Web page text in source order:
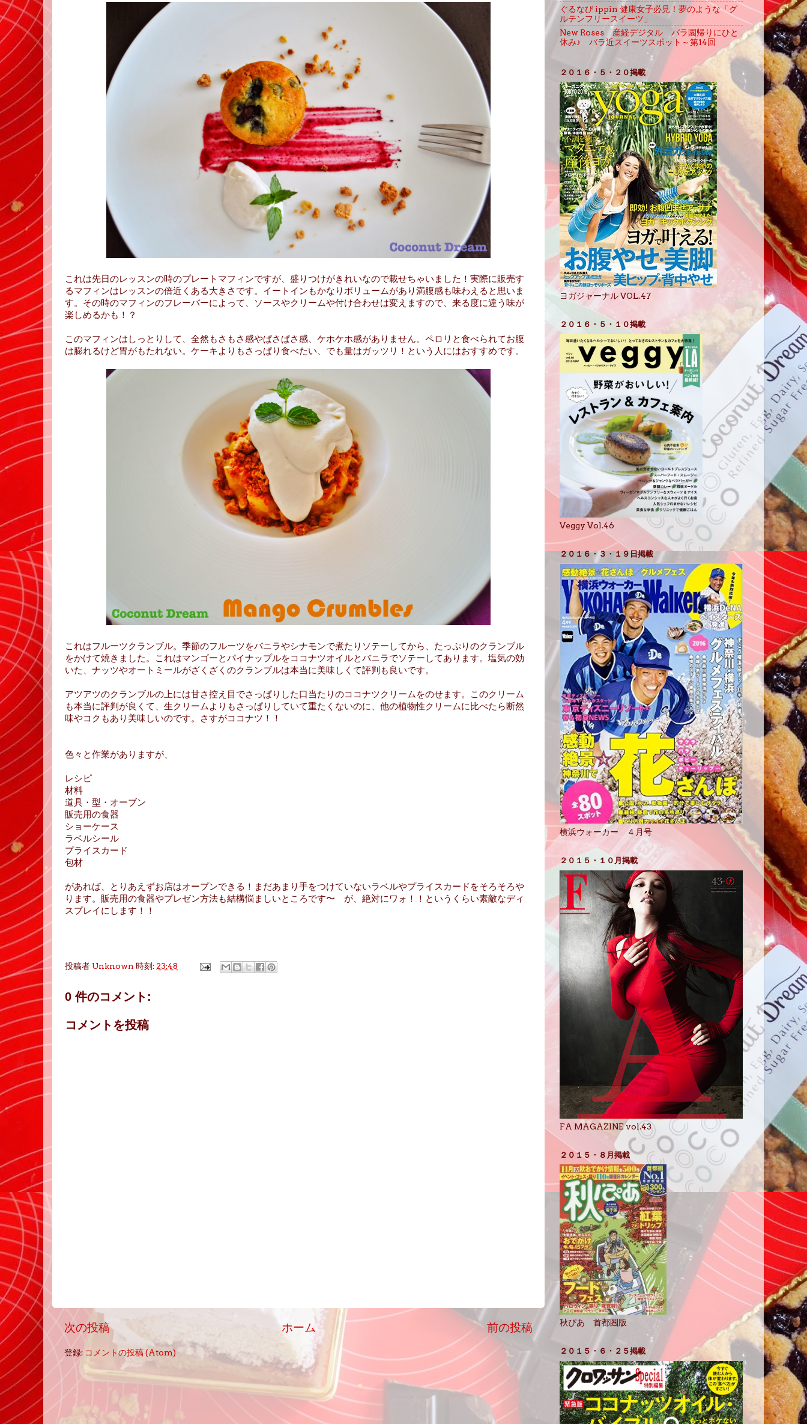
これは先日のレッスンの時のプレートマフィンですが、盛りつけがきれいなので載せちゃいました！実際に販売す
るマフィンはレッスンの倍近くある大きさです。イートインもかなりボリュームがあり満腹感も味わえると思いま
す。その時のマフィンのフレーバーによって、ソースやクリームや付け合わせは変えますので、来る度に違う味が
楽しめるかも！？
このマフィンはしっとりして、全然もさもさ感やぱさぱさ感、ケホケホ感がありません。ペロリと食べられてお腹
は膨れるけど胃がもたれない。ケーキよりもさっぱり食べたい、でも量はガッツリ！という人にはおすすめです。
これはフルーツクランブル。季節のフルーツをバニラやシナモンで煮たりソテーしてから、たっぷりのクランブル
をかけて焼きました。これはマンゴーとパイナップルをココナツオイルとバニラでソテーしてあります。塩気の効
いた、ナッツやオートミールがざくざくのクランブルは本当に美味しくて評判も良いです。
アツアツのクランブルの上には甘さ控え目でさっぱりした口当たりのココナツクリームをのせます。このクリーム
も本当に評判が良くて、生クリームよりもさっぱりしていて重たくないのに、他の植物性クリームに比べたら断然
味やコクもあり美味しいのです。さすがココナツ！！
色々と作業がありますが、
レシピ
材料
道具・型・オーブン
販売用の食器
ショーケース
ラベルシール
プライスカード
包材
があれば、とりあえずお店はオープンできる！まだあまり手をつけていないラベルやプライスカードをそろそろや
ります。販売用の食器やプレゼン方法も結構悩ましいところです〜 が、絶対にワォ！！というくらい素敵なディ
スプレイにします！！
投稿者 Unknown 時刻: 23:48
0 件のコメント:
コメントを投稿
次の投稿 前の投稿
ホーム
登録: コメントの投稿 (Atom)
ぐるなび ippin 健康女子必見！夢のような「グ
ルテンフリースイーツ」
New Roses 産経デジタル バラ園帰りにひと
休み♪ バラ近スイーツスポット～第14回
２０１６・５・２０掲載
ヨガジャーナル VOL.47
２０１６・５・１０掲載
Veggy Vol.46
２０１６・３・１９日掲載
横浜ウォーカー ４月号
２０１５・１０月掲載
FA MAGAZINE vol.43
２０１５・８月掲載
秋ぴあ 首都圏版
２０１５・６・２５掲載